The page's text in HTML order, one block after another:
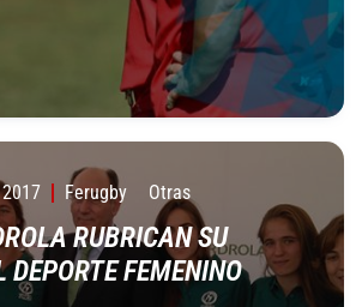
Ferugby Otras
RUBRICAN SU
FEMENINO